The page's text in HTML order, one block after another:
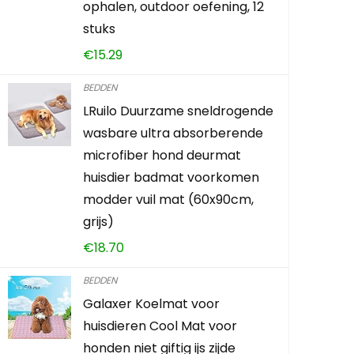
ophalen, outdoor oefening, 12
stuks
€15.29
BEDDEN
LRuilo Duurzame sneldrogende
wasbare ultra absorberende
microfiber hond deurmat
huisdier badmat voorkomen
modder vuil mat (60x90cm,
grijs)
€18.70
BEDDEN
Galaxer Koelmat voor
huisdieren Cool Mat voor
honden niet giftig ijs zijde